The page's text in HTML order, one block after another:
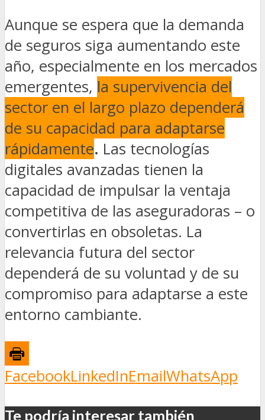
Aunque se espera que la demanda
de seguros siga aumentando este
año, especialmente en los mercados
emergentes, la supervivencia del
sector en el largo plazo dependerá
de su capacidad para adaptarse
rápidamente. Las tecnologías
digitales avanzadas tienen la
capacidad de impulsar la ventaja
competitiva de las aseguradoras – o
convertirlas en obsoletas. La
relevancia futura del sector
dependerá de su voluntad y de su
compromiso para adaptarse a este
entorno cambiante.
FacebookLinkedInEmailWhatsApp
Te podría interesar también